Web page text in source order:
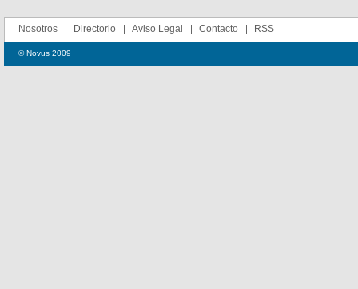
Nosotros Directorio Aviso Legal Contacto RSS
© Novus 2009